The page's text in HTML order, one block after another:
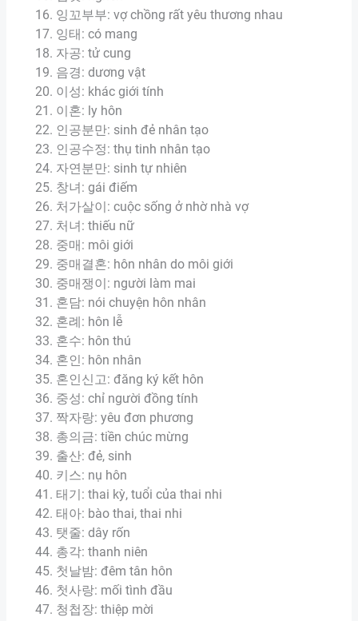
잉꼬부부: vợ chồng rất yêu thương nhau
잉태: có mang
자공: tử cung
음경: dương vật
이성: khác giới tính
이혼: ly hôn
인공분만: sinh đẻ nhân tạo
인공수정: thụ tinh nhân tạo
자연분만: sinh tự nhiên
창녀: gái điếm
처가살이: cuộc sống ở nhờ nhà vợ
처녀: thiếu nữ
중매: môi giới
중매결혼: hôn nhân do môi giới
중매쟁이: người làm mai
혼담: nói chuyện hôn nhân
혼례: hôn lễ
혼수: hôn thú
혼인: hôn nhân
혼인신고: đăng ký kết hôn
중성: chỉ người đồng tính
짝자랑: yêu đơn phương
총의금: tiền chúc mừng
출산: đẻ, sinh
키스: nụ hôn
태기: thai kỳ, tuổi của thai nhi
태아: bào thai, thai nhi
탯줄: dây rốn
총각: thanh niên
첫날밤: đêm tân hôn
첫사랑: mối tình đầu
청첩장: thiệp mời